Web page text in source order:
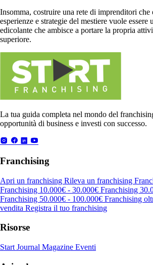
Insomma, costruire una rete di imprenditori che
esperienze e strategie del mestiere vuole essere
edicolante che ambisce a portare la propria
superiore.
La tua guida completa nel mondo del
opportunità di business e investi con successo.
Franchising
Apri un franchising Rileva un franchising
Franchising 10.000€ - 30.000€ Franchising
Franchising 50.000€ - 100.000€ Franchising
vendita Registra il tuo franchising
Risorse
Start Journal Magazine Eventi